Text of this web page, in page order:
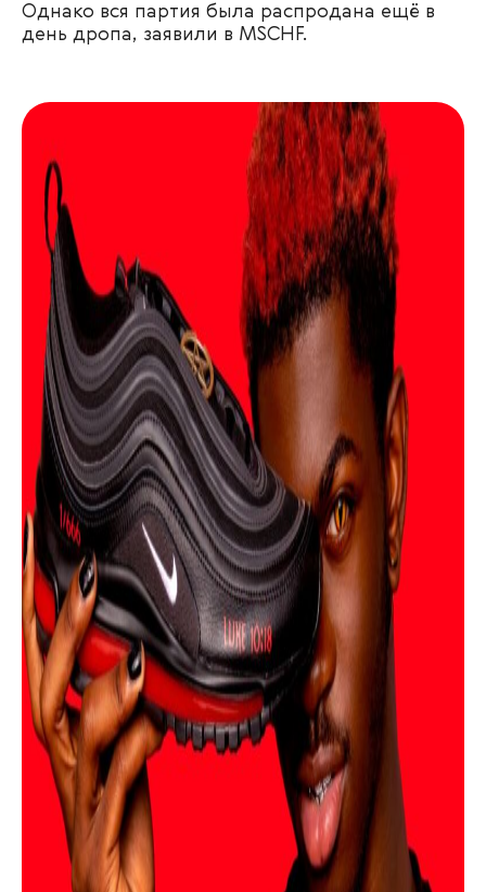
Однако вся партия была распродана ещё в
день дропа, заявили в MSCHF.